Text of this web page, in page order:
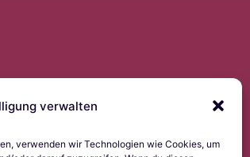
verwalten
verwenden wir Technologien wie Cookies, um